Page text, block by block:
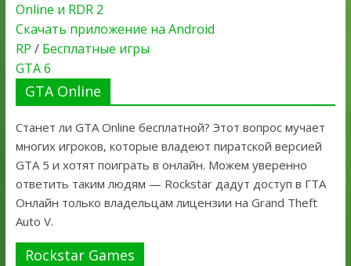
Online и RDR 2
Скачать приложение на Android
RP / Бесплатные игры
GTA 6
GTA Online
Станет ли GTA Online бесплатной? Этот вопрос мучает
многих игроков, которые владеют пиратской версией
GTA 5 и хотят поиграть в онлайн. Можем уверенно
ответить таким людям — Rockstar дадут доступ в ГТА
Онлайн только владельцам лицензии на Grand Theft
Auto V.
Rockstar Games